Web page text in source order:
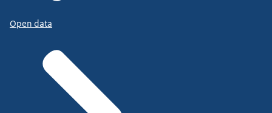
Open data